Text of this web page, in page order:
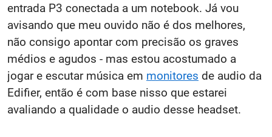
entrada P3 conectada a um notebook. Já vou
avisando que meu ouvido não é dos melhores,
não consigo apontar com precisão os graves
médios e agudos - mas estou acostumado a
jogar e escutar música em monitores de audio da
Edifier, então é com base nisso que estarei
avaliando a qualidade o audio desse headset.